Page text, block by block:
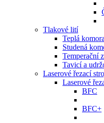
Tlakové lití
Teplá komora
Studená
Temperační
Tavicí a
Laserové řezací
Laserové
BFC
BFC+